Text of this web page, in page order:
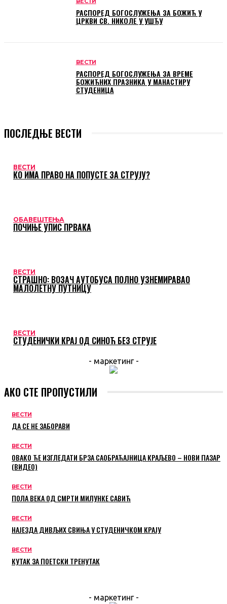
РАСПОРЕД БОГОСЛУЖЕЊА ЗА БОЖИЋ У
ЦРКВИ СВ. НИКОЛЕ У УШЋУ
ВЕСТИ
РАСПОРЕД БОГОСЛУЖЕЊА ЗА ВРЕМЕ
БОЖИЋНИХ ПРАЗНИКА У МАНАСТИРУ
СТУДЕНИЦА
ПОСЛЕДЊЕ ВЕСТИ
ВЕСТИ
КО ИМА ПРАВО НА ПОПУСТЕ ЗА СТРУЈУ?
ОБАВЕШТЕЊА
ПОЧИЊЕ УПИС ПРВАКА
ВЕСТИ
СТРАШНО: ВОЗАЧ АУТОБУСА ПОЛНО УЗНЕМИРАВАО
МАЛОЛЕТНУ ПУТНИЦУ
ВЕСТИ
СТУДЕНИЧКИ КРАЈ ОД СИНОЋ БЕЗ СТРУЈЕ
- маркетинг -
АКО СТЕ ПРОПУСТИЛИ
ВЕСТИ
ДА СЕ НЕ ЗАБОРАВИ
ВЕСТИ
ОВАКО ЋЕ ИЗГЛЕДАТИ БРЗА САОБРАЋАЈНИЦА КРАЉЕВО – НОВИ ПАЗАР
(ВИДЕО)
ВЕСТИ
ПОЛА ВЕКА ОД СМРТИ МИЛУНКЕ САВИЋ
ВЕСТИ
НАЈЕЗДА ДИВЉИХ СВИЊА У СТУДЕНИЧКОМ КРАЈУ
ВЕСТИ
КУТАК ЗА ПОЕТСКИ ТРЕНУТАК
- маркетинг -